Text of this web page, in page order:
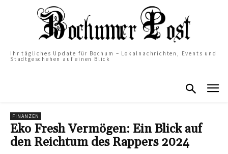
Ihr tägliches Update für Bochum – Lokalnachrichten, Events und
Stadtgeschehen auf einen Blick
FINANZEN
Eko Fresh Vermögen: Ein Blick auf
den Reichtum des Rappers 2024